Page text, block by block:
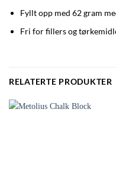
Fyllt opp med 62 gram
Fri for fillers og
RELATERTE PRODUKTER